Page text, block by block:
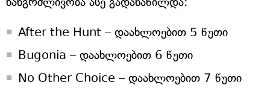
After the Hunt – დაახლოებით 5 წუთი
Bugonia – დაახლოებით 6 წუთი
No Other Choice – დაახლოებით 7 წუთი